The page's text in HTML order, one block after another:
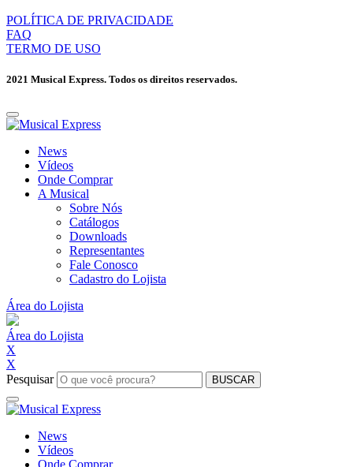
POLÍTICA DE PRIVACIDADE
FAQ
TERMO DE USO
2021 Musical Express. Todos os direitos reservados.
News
Vídeos
Onde Comprar
A Musical
Sobre Nós
Catálogos
Downloads
Representantes
Fale Conosco
Cadastro do Lojista
Área do Lojista
Área do Lojista
X
X
Pesquisar
BUSCAR
News
Vídeos
Onde Comprar